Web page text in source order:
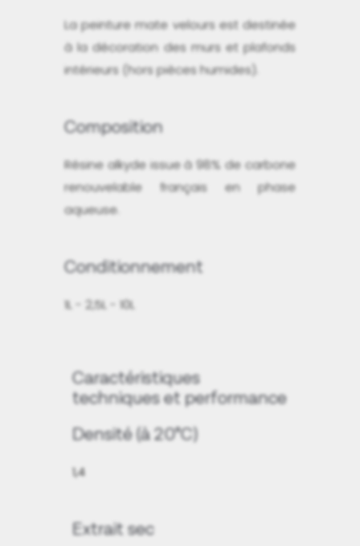
La peinture mate velours est destinée
à la décoration des murs et plafonds
intérieurs (hors pièces humides).
Composition
Résine alkyde issue à 98% de carbone
renouvelable français en phase
aqueuse.
Conditionnement
1L - 2,5L - 10L
Caractéristiques
techniques et performance
Densité (à 20°C)
1,4
Extrait sec